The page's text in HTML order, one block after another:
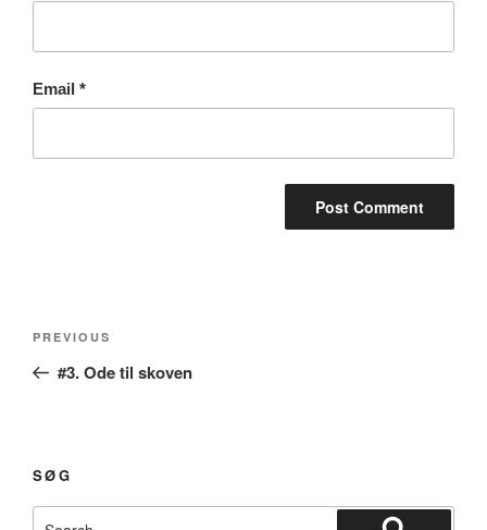
Email *
Previous
Post
PREVIOUS
#3. Ode til skoven
SØG